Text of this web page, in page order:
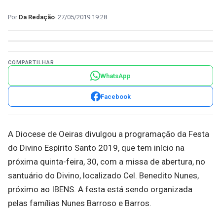
Da Redação 27/05/2019 19:28
COMPARTILHAR
WhatsApp
Facebook
A Diocese de Oeiras divulgou a programação da Festa
do Divino Espírito Santo 2019, que tem início na
próxima quinta-feira, 30, com a missa de abertura, no
santuário do Divino, localizado Cel. Benedito Nunes,
próximo ao IBENS. A festa está sendo organizada
pelas famílias Nunes Barroso e Barros.